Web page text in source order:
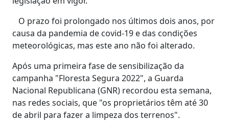
O prazo foi prolongado nos últimos dois anos, por
causa da pandemia de covid-19 e das condições
meteorológicas, mas este ano não foi alterado.
Após uma primeira fase de sensibilização da
campanha "Floresta Segura 2022", a Guarda
Nacional Republicana (GNR) recordou esta semana,
nas redes sociais, que "os proprietários têm até 30
de abril para fazer a limpeza dos terrenos".